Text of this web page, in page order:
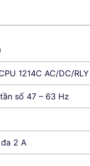
1214C AC/DC/RLY
số 47 – 63 Hz
2 A